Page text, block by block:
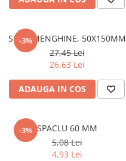
Vată bazaltică
Oțel beton
Oțel beton fasonat
Oțel beton neted
Oțel beton striat
Panouri termoizolante
Panouri și plase de gard
Panou bordurat vopsit
Panou bordurat zincat
-3%
SET 2 MENGHINE, 50X150MM
27,45 Lei
26,63 Lei
ADAUGA IN COS
-3%
SPACLU 60 MM
5,08 Lei
4,93 Lei